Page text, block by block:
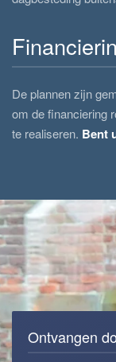
De plannen zijn
om de financiering
te realiseren. Bent
Ontvangen